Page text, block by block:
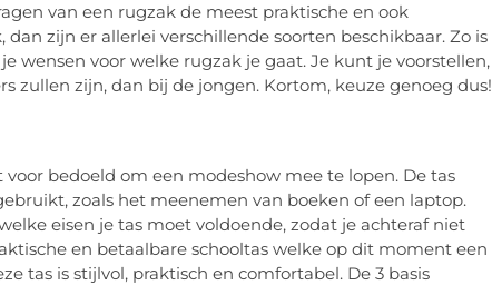
van een rugzak de meest praktische en ook
zijn er allerlei verschillende soorten beschikbaar. Zo is
wensen voor welke rugzak je gaat. Je kunt je voorstellen,
zullen zijn, dan bij de jongen. Kortom, keuze genoeg dus!
bedoeld om een modeshow mee te lopen. De tas
zoals het meenemen van boeken of een laptop.
eisen je tas moet voldoende, zodat je achteraf niet
en betaalbare schooltas welke op dit moment een
tas is stijlvol, praktisch en comfortabel. De 3 basis